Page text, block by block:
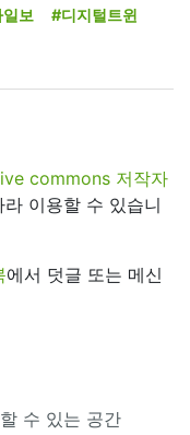
보
#디지털트윈
commons 저작자
라 이용할 수 있습니
에서 덧글 또는 메신
수 있는 공간